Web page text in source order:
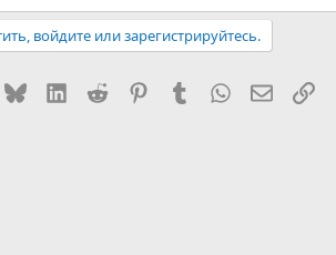
войдите или зарегистрируйтесь.
BlueskyLinkedIn
Reddit PinterestTumblr WhatsApp